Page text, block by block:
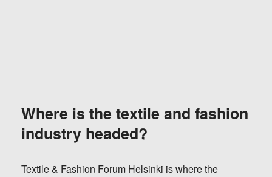
Where is the textile and fashion
industry headed?
Textile & Fashion Forum Helsinki is where the